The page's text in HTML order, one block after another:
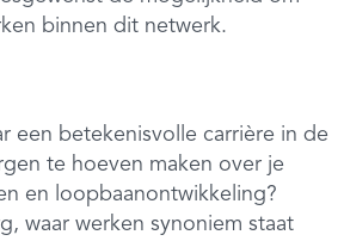
binnen dit netwerk.
een betekenisvolle carrière in de
te hoeven maken over je
en loopbaanontwikkeling?
waar werken synoniem staat